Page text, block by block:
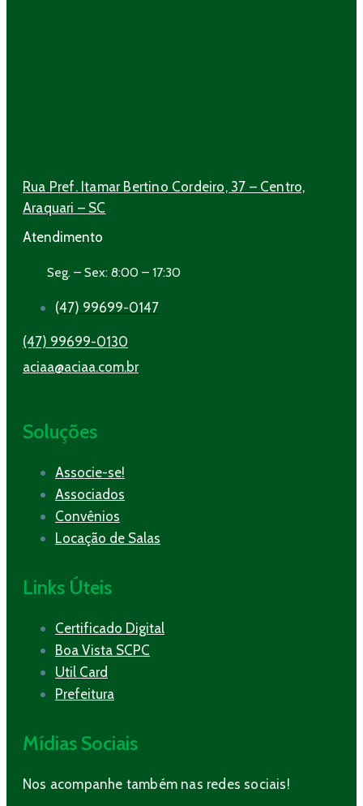
Rua Pref. Itamar Bertino Cordeiro, 37 – Centro,
Araquari – SC
Atendimento
Seg. – Sex: 8:00 – 17:30
(47) 99699-0147
(47) 99699-0130
aciaa@aciaa.com.br
Soluções
Associe-se!
Associados
Convênios
Locação de Salas
Links Úteis
Certificado Digital
Boa Vista SCPC
Util Card
Prefeitura
Mídias Sociais
Nos acompanhe também nas redes sociais!